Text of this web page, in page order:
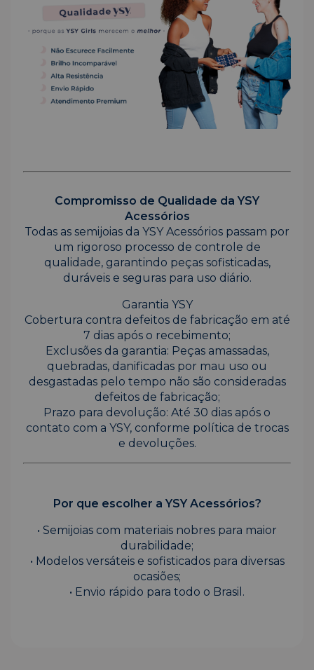
Compromisso de Qualidade da YSY
Acessórios
Todas as semijoias da YSY Acessórios passam por
um rigoroso processo de controle de
qualidade, garantindo peças sofisticadas,
duráveis e seguras para uso diário.
Garantia YSY
Cobertura contra defeitos de fabricação em até
7 dias após o recebimento;
Exclusões da garantia: Peças amassadas,
quebradas, danificadas por mau uso ou
desgastadas pelo tempo não são consideradas
defeitos de fabricação;
Prazo para devolução: Até 30 dias após o
contato com a YSY, conforme política de trocas
e devoluções.
Por que escolher a YSY Acessórios?
• Semijoias com materiais nobres para maior
durabilidade;
• Modelos versáteis e sofisticados para diversas
ocasiões;
• Envio rápido para todo o Brasil.